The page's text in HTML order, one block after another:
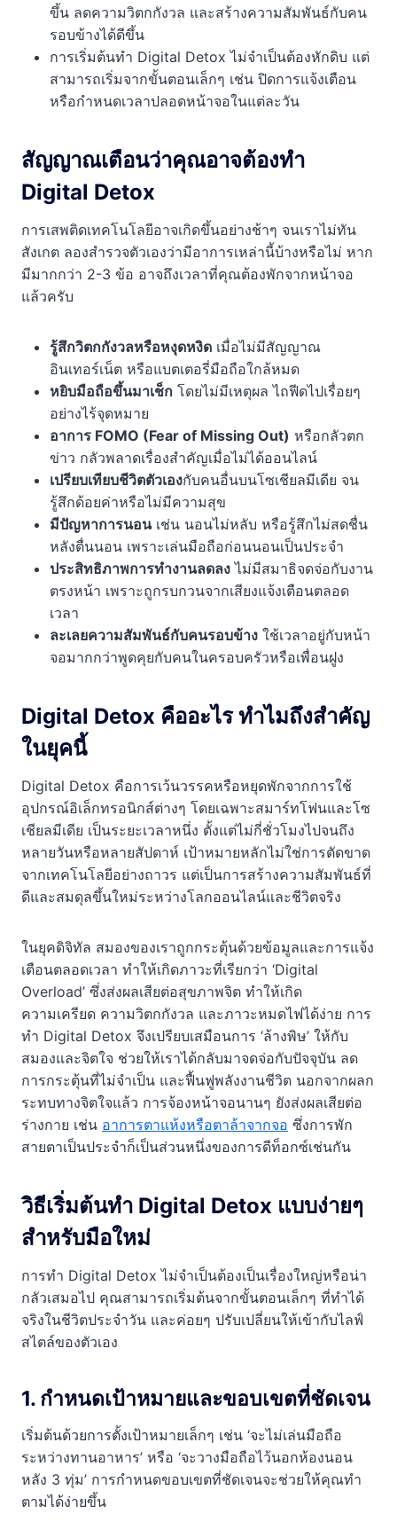
ขึ้น ลดความวิตกกังวล และสร้างความสัมพันธ์กับคน
รอบข้างได้ดีขึ้น
การเริ่มต้นทำ Digital Detox ไม่จำเป็นต้องหักดิบ แต่
สามารถเริ่มจากขั้นตอนเล็กๆ เช่น ปิดการแจ้งเตือน
หรือกำหนดเวลาปลอดหน้าจอในแต่ละวัน
สัญญาณเตือนว่าคุณอาจต้องทำ
Digital Detox
การเสพติดเทคโนโลยีอาจเกิดขึ้นอย่างช้าๆ จนเราไม่ทัน
สังเกต ลองสำรวจตัวเองว่ามีอาการเหล่านี้บ้างหรือไม่ หาก
มีมากกว่า 2-3 ข้อ อาจถึงเวลาที่คุณต้องพักจากหน้าจอ
แล้วครับ
รู้สึกวิตกกังวลหรือหงุดหงิด เมื่อไม่มีสัญญาณ
อินเทอร์เน็ต หรือแบตเตอรี่มือถือใกล้หมด
หยิบมือถือขึ้นมาเช็ก โดยไม่มีเหตุผล ไถฟีดไปเรื่อยๆ
อย่างไร้จุดหมาย
อาการ FOMO (Fear of Missing Out) หรือกลัวตก
ข่าว กลัวพลาดเรื่องสำคัญเมื่อไม่ได้ออนไลน์
เปรียบเทียบชีวิตตัวเองกับคนอื่นบนโซเชียลมีเดีย จน
รู้สึกด้อยค่าหรือไม่มีความสุข
มีปัญหาการนอนเช่น นอนไม่หลับ หรือรู้สึกไม่สดชื่น
หลังตื่นนอน เพราะเล่นมือถือก่อนนอนเป็นประจำ
ประสิทธิภาพการทำงานลดลง ไม่มีสมาธิจดจ่อกับงาน
ตรงหน้า เพราะถูกรบกวนจากเสียงแจ้งเตือนตลอด
เวลา
ละเลยความสัมพันธ์กับคนรอบข้าง ใช้เวลาอยู่กับหน้า
จอมากกว่าพูดคุยกับคนในครอบครัวหรือเพื่อนฝูง
Digital Detox คืออะไร ทำไมถึงสำคัญ
ในยุคนี้
Digital Detox คือการเว้นวรรคหรือหยุดพักจากการใช้
อุปกรณ์อิเล็กทรอนิกส์ต่างๆ โดยเฉพาะสมาร์ทโฟนและโซ
เชียลมีเดีย เป็นระยะเวลาหนึ่ง ตั้งแต่ไม่กี่ชั่วโมงไปจนถึง
หลายวันหรือหลายสัปดาห์ เป้าหมายหลักไม่ใช่การตัดขาด
จากเทคโนโลยีอย่างถาวร แต่เป็นการสร้างความสัมพันธ์ที่
ดีและสมดุลขึ้นใหม่ระหว่างโลกออนไลน์และชีวิตจริง
ในยุคดิจิทัล สมองของเราถูกกระตุ้นด้วยข้อมูลและการแจ้ง
เตือนตลอดเวลา ทำให้เกิดภาวะที่เรียกว่า ‘Digital
Overload’ ซึ่งส่งผลเสียต่อสุขภาพจิต ทำให้เกิด
ความเครียด ความวิตกกังวล และภาวะหมดไฟได้ง่าย การ
ทำ Digital Detox จึงเปรียบเสมือนการ ‘ล้างพิษ’ ให้กับ
สมองและจิตใจ ช่วยให้เราได้กลับมาจดจ่อกับปัจจุบัน ลด
การกระตุ้นที่ไม่จำเป็น และฟื้นฟูพลังงานชีวิต นอกจากผลก
ระทบทางจิตใจแล้ว การจ้องหน้าจอนานๆ ยังส่งผลเสียต่อ
ร่างกาย เช่น อาการตาแห้งหรือตาล้าจากจอ ซึ่งการพัก
สายตาเป็นประจำก็เป็นส่วนหนึ่งของการดีท็อกซ์เช่นกัน
วิธีเริ่มต้นทำ Digital Detox แบบง่ายๆ
สำหรับมือใหม่
การทำ Digital Detox ไม่จำเป็นต้องเป็นเรื่องใหญ่หรือน่า
กลัวเสมอไป คุณสามารถเริ่มต้นจากขั้นตอนเล็กๆ ที่ทำได้
จริงในชีวิตประจำวัน และค่อยๆ ปรับเปลี่ยนให้เข้ากับไลฟ์
สไตล์ของตัวเอง
1. กำหนดเป้าหมายและขอบเขตที่ชัดเจน
เริ่มต้นด้วยการตั้งเป้าหมายเล็กๆ เช่น ‘จะไม่เล่นมือถือ
ระหว่างทานอาหาร’ หรือ ‘จะวางมือถือไว้นอกห้องนอน
หลัง 3 ทุ่ม’ การกำหนดขอบเขตที่ชัดเจนจะช่วยให้คุณทำ
ตามได้ง่ายขึ้น